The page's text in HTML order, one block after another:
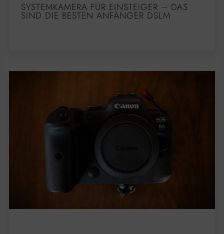
SYSTEMKAMERA FÜR EINSTEIGER – DAS
SIND DIE BESTEN ANFÄNGER DSLM